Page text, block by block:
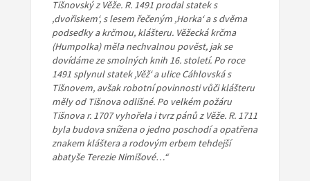
Tišnovský z Věže. R. 1491 prodal statek s
,dvořiskem‘, s lesem řečeným ,Horka‘ a s dvěma
podsedky a krčmou, klášteru. Věžecká krčma
(Humpolka) měla nechvalnou pověst, jak se
dovídáme ze smolných knih 16. století. Po roce
1491 splynul statek ,Věž‘ a ulice Cáhlovská s
Tišnovem, avšak robotní povinnosti vůči klášteru
měly od Tišnova odlišné. Po velkém požáru
Tišnova r. 1707 vyhořela i tvrz pánů z Věže. R. 1711
byla budova snížena o jedno poschodí a opatřena
znakem kláštera a rodovým erbem tehdejší
abatyše Terezie Nimišové…“